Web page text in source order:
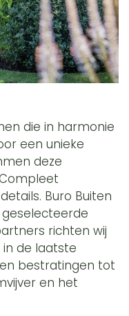
die in harmonie
een unieke
deze
Buro Buiten
richten wij
de laatste
bestratingen tot
en het